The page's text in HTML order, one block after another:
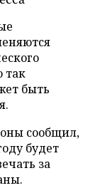
так
быть
сообщил,
будет
за